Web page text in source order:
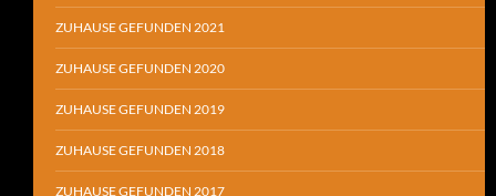
ZUHAUSE GEFUNDEN 2021
ZUHAUSE GEFUNDEN 2020
ZUHAUSE GEFUNDEN 2019
ZUHAUSE GEFUNDEN 2018
ZUHAUSE GEFUNDEN 2017